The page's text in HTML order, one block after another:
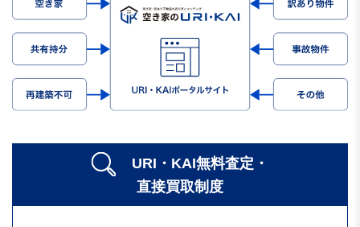
URI・KAI無料査定・
直接買取制度